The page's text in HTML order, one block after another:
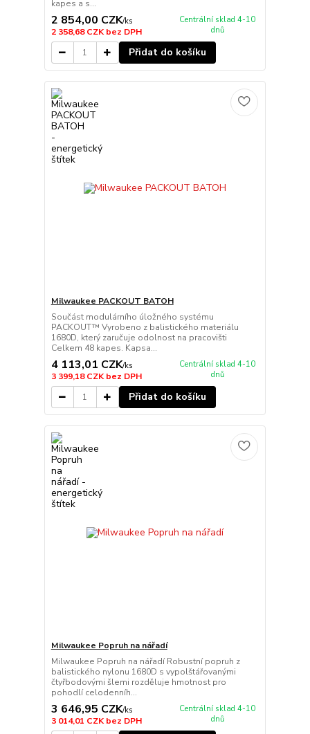
kapes a s...
2 854,00 CZK/ks
2 358,68 CZKbez DPH
Centrální sklad 4-10
dnů
Přidat do košíku
Milwaukee PACKOUT BATOH
Součást modulárního úložného systému
PACKOUT™ Vyrobeno z balistického materiálu
1680D, který zaručuje odolnost na pracovišti
Celkem 48 kapes. Kapsa...
4 113,01 CZK/ks
3 399,18 CZKbez DPH
Centrální sklad 4-10
dnů
Přidat do košíku
Milwaukee Popruh na nářadí
Milwaukee Popruh na nářadí Robustní popruh z
balistického nylonu 1680D s vypolštářovanými
čtyřbodovými šlemi rozděluje hmotnost pro
pohodlí celodenníh...
3 646,95 CZK/ks
3 014,01 CZKbez DPH
Centrální sklad 4-10
dnů